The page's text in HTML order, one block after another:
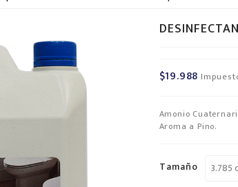
$19.988
Amonio
Aroma a Pino.
Tamaño